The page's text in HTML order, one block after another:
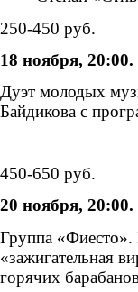
250-450 руб.
18 ноября,
Дуэт молодых
Байдикова с
450-650 руб.
20 ноября,
Группа «Фиесто».
«зажигательная
горячих